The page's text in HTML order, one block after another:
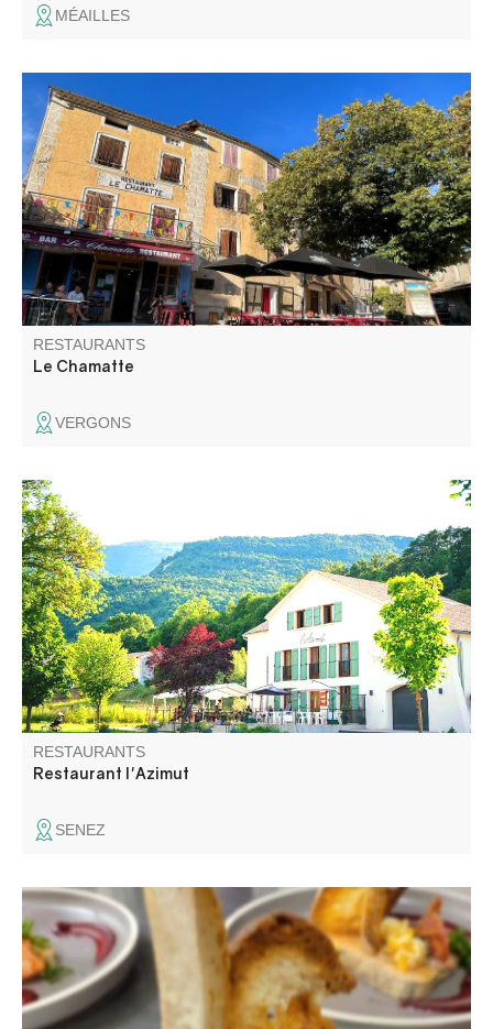
MÉAILLES
Dans notre joli village de Vergons venez déguster une
cuisine maison avec des produits frais et de saison! Une
ardoise comprenant 2 entrées, 2 plats et 2 desserts aux
saveurs originales.
RESTAURANTS
Le Chamatte
VERGONS
Une cuisine de voyage ancrée en Provence, où les
influences vietnamiennes et du monde se mêlent à la
tradition française. Des plats faits maison, des produits de
saison et une envie sincère de partager une expérience
gourmande et authentique.
RESTAURANTS
Restaurant l'Azimut
SENEZ
Cuisine goûteuse, parfumée et délicate à déguster au
bord du plan d'eau du Roufleiran ou en salle. Plats
traditionnels et revisités au service soigné et des
créations avec des produits frais et faits maison. Nous
travaillons à l'ardoise.